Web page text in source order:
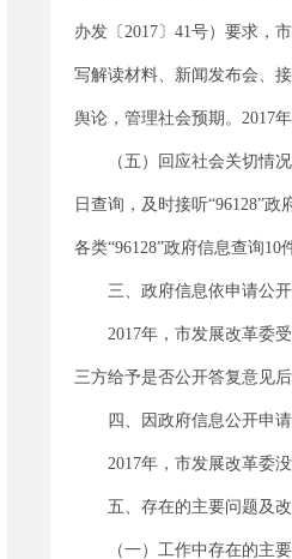
办发〔2017〕41号）要求，
写解读材料、新闻发布会、
舆论，管理社会预期。2017
（五）回应社会关切情
日查询，及时接听“96128”
各类“96128”政府信息查询
三、政府信息依申请公
2017年，市发展改革委
三方给予是否公开答复意见
四、因政府信息公开申
2017年，市发展改革委
五、存在的主要问题及
（一）工作中存在的主